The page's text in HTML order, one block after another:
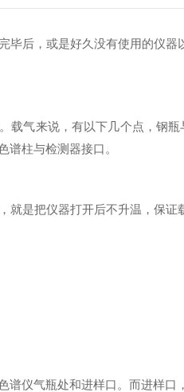
毕后，或是好久没有使用的仪
气来说，有以下几个点，钢瓶
谱柱与检测器接口。
是把仪器打开后不升温，保证
仪气瓶处和进样口。而进样口